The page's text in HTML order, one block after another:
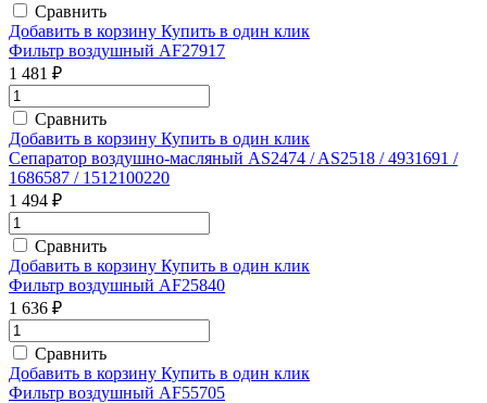
Сравнить
Добавить в корзину Купить в один клик
Фильтр воздушный AF27917
1 481 ₽
Сравнить
Добавить в корзину Купить в один клик
Сепаратор воздушно-масляный AS2474 / AS2518 / 4931691 /
1686587 / 1512100220
1 494 ₽
Сравнить
Добавить в корзину Купить в один клик
Фильтр воздушный AF25840
1 636 ₽
Сравнить
Добавить в корзину Купить в один клик
Фильтр воздушный AF55705